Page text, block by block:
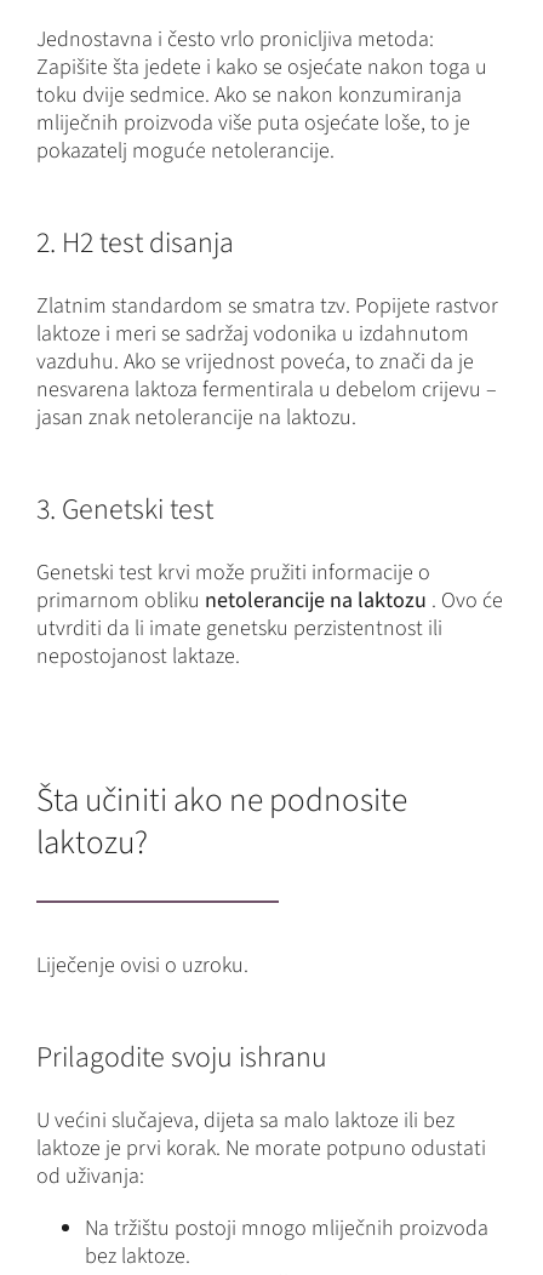
Jednostavna i često vrlo pronicljiva metoda:
Zapišite šta jedete i kako se osjećate nakon toga u
toku dvije sedmice. Ako se nakon konzumiranja
mliječnih proizvoda više puta osjećate loše, to je
pokazatelj moguće netolerancije.
2. H2 test disanja
Zlatnim standardom se smatra tzv. Popijete rastvor
laktoze i meri se sadržaj vodonika u izdahnutom
vazduhu. Ako se vrijednost poveća, to znači da je
nesvarena laktoza fermentirala u debelom crijevu –
jasan znak netolerancije na laktozu.
3. Genetski test
Genetski test krvi može pružiti informacije o
primarnom obliku netolerancije na laktozu . Ovo će
utvrditi da li imate genetsku perzistentnost ili
nepostojanost laktaze.
Šta učiniti ako ne podnosite
laktozu?
Liječenje ovisi o uzroku.
Prilagodite svoju ishranu
U većini slučajeva, dijeta sa malo laktoze ili bez
laktoze je prvi korak. Ne morate potpuno odustati
od uživanja:
Na tržištu postoji mnogo mliječnih proizvoda
bez laktoze.